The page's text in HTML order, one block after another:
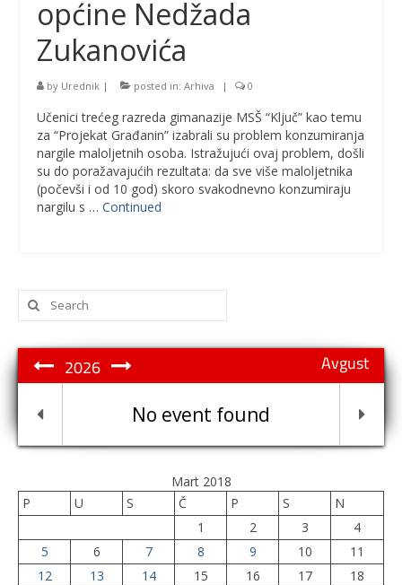
općine Nedžada
Zukanovića
by Urednik | posted in: Arhiva | 0
Učenici trećeg razreda gimanazije MSŠ “Ključ” kao temu
za “Projekat Građanin” izabrali su problem konzumiranja
nargile maloljetnih osoba. Istražujući ovaj problem, došli
su do poražavajućih rezultata: da sve više maloljetnika
(počevši i od 10 god) skoro svakodnevno konzumiraju
nargilu s … Continued
Search
for:
Avgust
2026
No event found
Mart 2018
P
U S Č P S
N
1
2 3
4
5
6 7 8 9 10
11
12
13 14 15 16 17
18